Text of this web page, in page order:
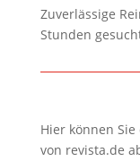
Zuverlässige
Stunden
Hier können
von revista.de